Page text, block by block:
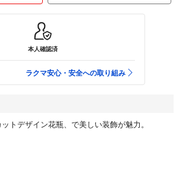
本人確認済
ラクマ安心・安全への取り組み
トデザイン花瓶、で美しい装飾が魅力。